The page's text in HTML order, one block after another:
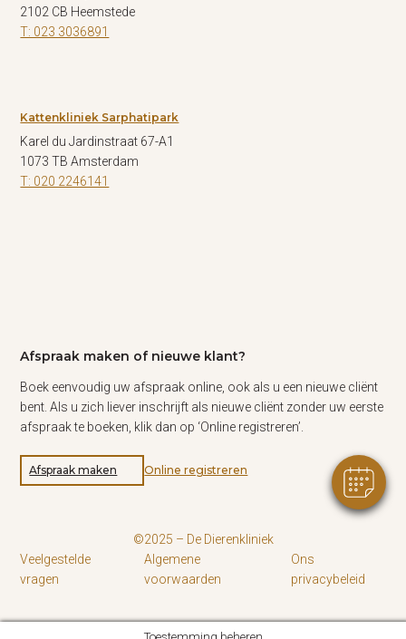
2102 CB Heemstede
T: 023 3036891
Kattenkliniek Sarphatipark
Karel du Jardinstraat 67-A1
1073 TB Amsterdam
T: 020 2246141
Afspraak maken of nieuwe klant?
Boek eenvoudig uw afspraak online, ook als u een nieuwe cliënt
bent. Als u zich liever inschrijft als nieuwe cliënt zonder uw eerste
afspraak te boeken, klik dan op ‘Online registreren’.
Afspraak maken Online registreren
©2025 – De Dierenkliniek
Veelgestelde
vragen
Algemene
voorwaarden
Ons
privacybeleid